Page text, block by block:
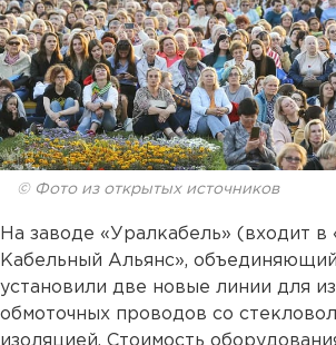
© Фото из открытых источников
На заводе «Уралкабель» (входит в
Кабельный Альянс»,
установили две новые линии для
обмоточных проводов со
изоляцией. Стоимость